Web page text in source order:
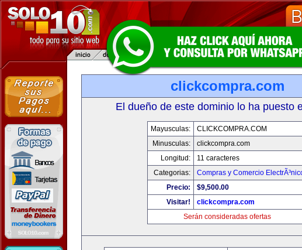
clickcompra.com
El dueño de este dominio lo ha puesto
Mayusculas:
CLICKCOMPRA.COM
Minusculas:
clickcompra.com
Longitud:
11 caracteres
Categorias:
Compras y Comercio
Precio:
$9,500.00
Visitar!
clickcompra.com
Serán consideradas ofertas